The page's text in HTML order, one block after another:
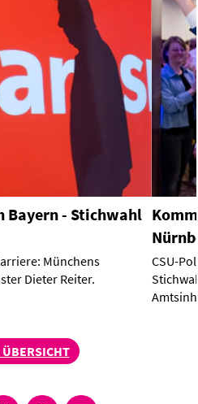
Bayern - Stichwahl
Münchens
Dieter Reiter.
CSU-